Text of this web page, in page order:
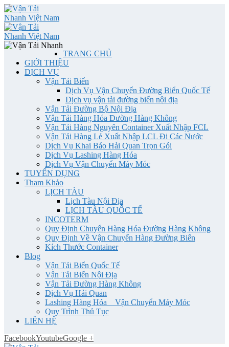
TRANG CHỦ
GIỚI THIỆU
DỊCH VỤ
Vận Tải Biển
Dịch Vụ Vận Chuyển Đường Biển Quốc Tế
Dịch vụ vận tải đường biển nội địa
Vận Tải Đường Bộ Nội Địa
Vận Tải Hàng Hóa Đường Hàng Không
Vận Tải Hàng Nguyên Container Xuất Nhập FCL
Vận Tải Hàng Lẻ Xuất Nhập LCL Đi Các Nước
Dịch Vụ Khai Báo Hải Quan Trọn Gói
Dịch Vụ Lashing Hàng Hóa
Dịch Vụ Vận Chuyển Máy Móc
TUYỂN DỤNG
Tham Khảo
LỊCH TÀU
Lịch Tàu Nội Địa
LỊCH TÀU QUỐC TẾ
INCOTERM
Quy Định Chuyển Hàng Hóa Đường Hàng Không
Quy Định Về Vận Chuyển Hàng Đường Biển
Kích Thước Container
Blog
Vận Tải Biển Quốc Tế
Vận Tải Biển Nội Địa
Vận Tải Đường Hàng Không
Dịch Vụ Hải Quan
Lashing Hàng Hóa _ Vận Chuyển Máy Móc
Quy Trình Thủ Tục
LIÊN HỆ
FacebookYoutubeGoogle +